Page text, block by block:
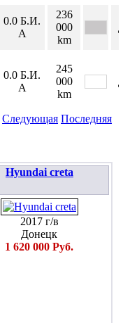
0.0 Б.И.
А
236
000
km
0.0 Б.И.
А
245
000
km
Следующая Последняя
Hyundai creta
2017 г/в
Донецк
1 620 000 Руб.